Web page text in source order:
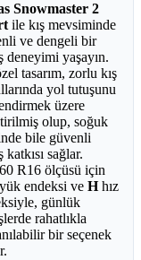
Snowmaster 2
ile kış mevsiminde
ve dengeli bir
deneyimi yaşayın.
tasarım, zorlu kış
yol tutuşunu
üzere
olup, soğuk
bile güvenli
katkısı sağlar.
R16 ölçüsü için
yük endeksi ve Hhız
günlük
rahatlıkla
bir seçenek